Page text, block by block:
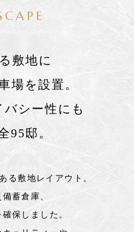
敷地に
場を設置。
シー性にも
95邸。
る敷地レイアウト。
蓄倉庫、
保しました。